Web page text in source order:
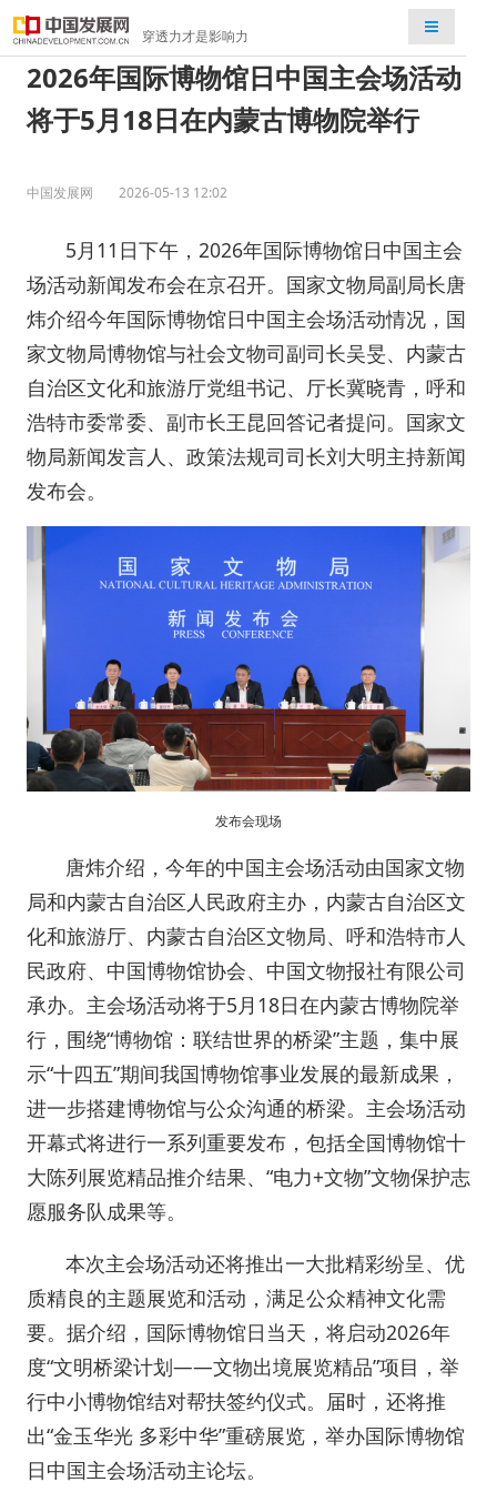
穿透力才是影响力
检索
2026年国际博物馆日中国主会场活动
将于5月18日在内蒙古博物院举行
中国发展网 2026-05-13 12:02
5月11日下午，2026年国际博物馆日中国主会
场活动新闻发布会在京召开。国家文物局副局长唐
炜介绍今年国际博物馆日中国主会场活动情况，国
家文物局博物馆与社会文物司副司长吴旻、内蒙古
自治区文化和旅游厅党组书记、厅长冀晓青，呼和
浩特市委常委、副市长王昆回答记者提问。国家文
物局新闻发言人、政策法规司司长刘大明主持新闻
发布会。
发布会现场
唐炜介绍，今年的中国主会场活动由国家文物
局和内蒙古自治区人民政府主办，内蒙古自治区文
化和旅游厅、内蒙古自治区文物局、呼和浩特市人
民政府、中国博物馆协会、中国文物报社有限公司
承办。主会场活动将于5月18日在内蒙古博物院举
行，围绕“博物馆：联结世界的桥梁”主题，集中展
示“十四五”期间我国博物馆事业发展的最新成果，
进一步搭建博物馆与公众沟通的桥梁。主会场活动
开幕式将进行一系列重要发布，包括全国博物馆十
大陈列展览精品推介结果、“电力+文物”文物保护志
愿服务队成果等。
本次主会场活动还将推出一大批精彩纷呈、优
质精良的主题展览和活动，满足公众精神文化需
要。据介绍，国际博物馆日当天，将启动2026年
度“文明桥梁计划——文物出境展览精品”项目，举
行中小博物馆结对帮扶签约仪式。届时，还将推
出“金玉华光 多彩中华”重磅展览，举办国际博物馆
日中国主会场活动主论坛。